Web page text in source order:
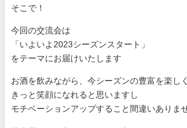
そこで！
今回の交流会は
「いよいよ2023シーズンスタート」
をテーマにお届けいたします
お酒を飲みながら、今シーズンの豊富を楽し
きっと笑顔になれると思いますし
モチベーションアップすること間違いありま